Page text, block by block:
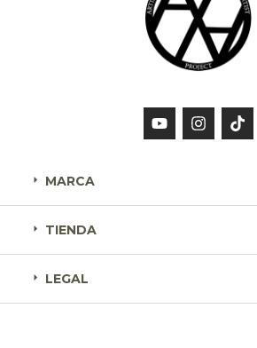
MARCA
TIENDA
LEGAL